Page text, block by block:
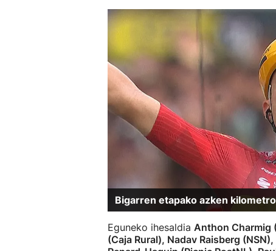
Bigarren etapako azken
Eguneko ihesaldia Anthon Charmig
(Caja Rural), Nadav Raisberg